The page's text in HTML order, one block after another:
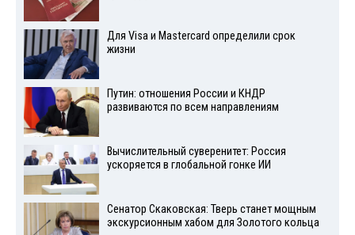
Для Visа и Mastercard определили срок
жизни
Путин: отношения России и КНДР
развиваются по всем направлениям
Вычислительный суверенитет: Россия
ускоряется в глобальной гонке ИИ
Сенатор Скаковская: Тверь станет мощным
экскурсионным хабом для Золотого кольца